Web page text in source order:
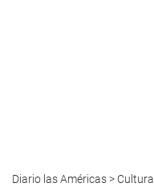
Diario las Américas> Cultura